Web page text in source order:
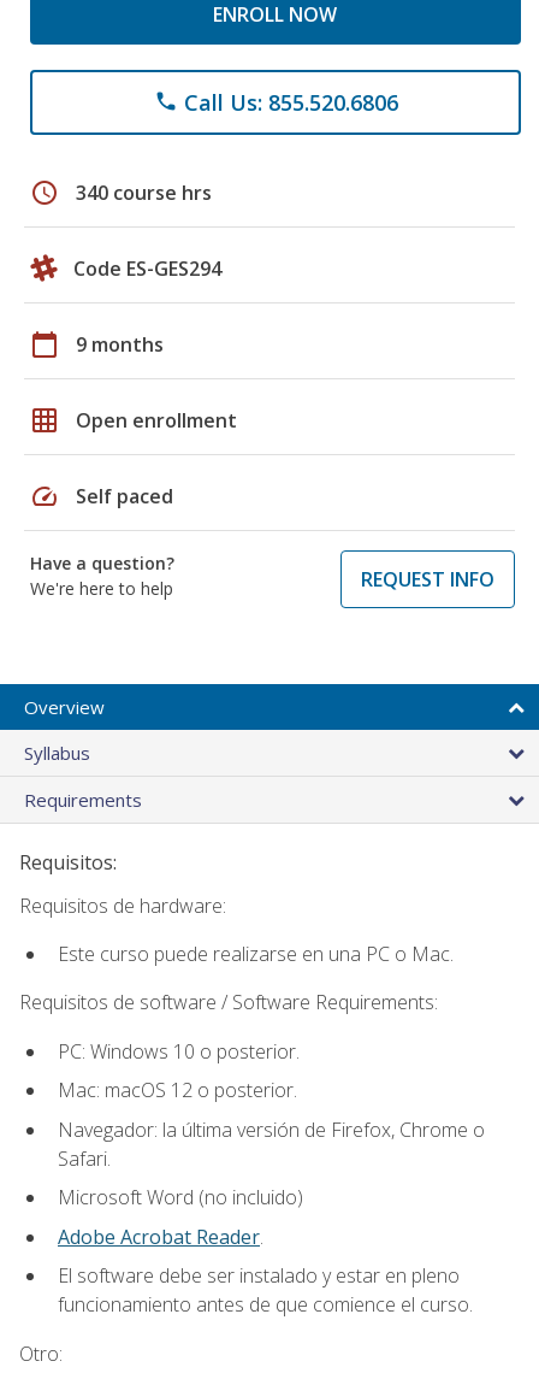
ENROLL NOW
phone Call Us: 855.520.6806
schedule 340 course hrs
Code ES-GES294
calendar_today 9 months
grid_on Open enrollment
speed Self paced
Have a question?
We're here to help
REQUEST INFO
Overview
Syllabus
Requirements
Requisitos:
Requisitos de hardware:
Este curso puede realizarse en una PC o Mac.
Requisitos de software / Software Requirements:
PC: Windows 10 o posterior.
Mac: macOS 12 o posterior.
Navegador: la última versión de Firefox, Chrome o
Safari.
Microsoft Word (no incluido)
Adobe Acrobat Reader.
El software debe ser instalado y estar en pleno
funcionamiento antes de que comience el curso.
Otro: